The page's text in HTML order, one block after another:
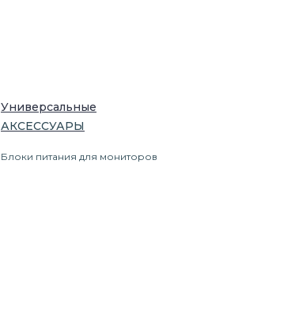
Универсальные
АКСЕССУАРЫ
Блоки питания для мониторов